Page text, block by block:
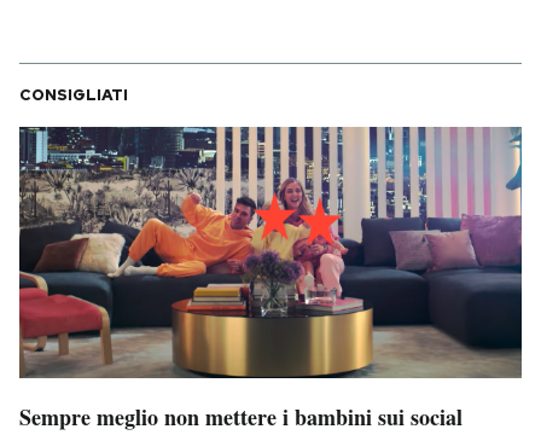
CONSIGLIATI
Sempre meglio non mettere i bambini sui social